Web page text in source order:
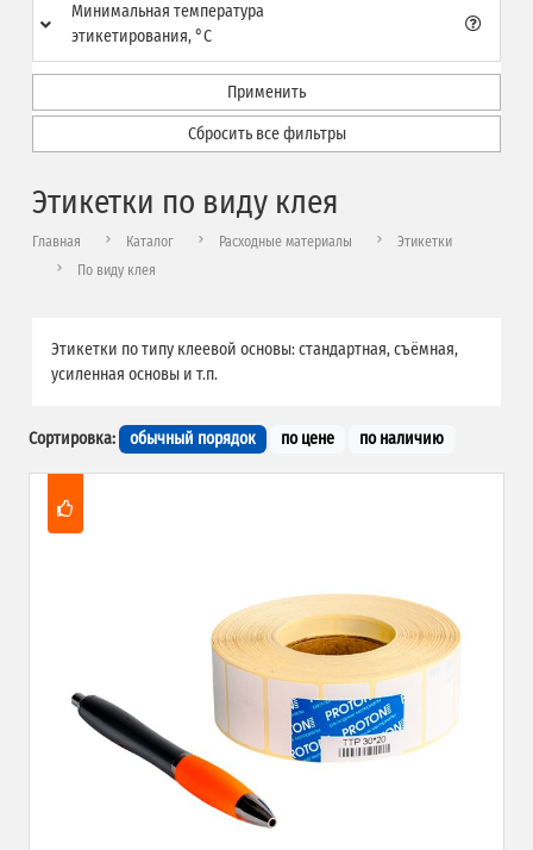
Минимальная температура
этикетирования, °C
Применить
Сбросить все фильтры
Этикетки по виду клея
Главная Каталог Расходные материалы
Этикетки
По виду клея
Этикетки по типу клеевой основы: стандартная, съёмная,
усиленная основы и т.п.
Сортировка: обычный порядок по цене по наличию